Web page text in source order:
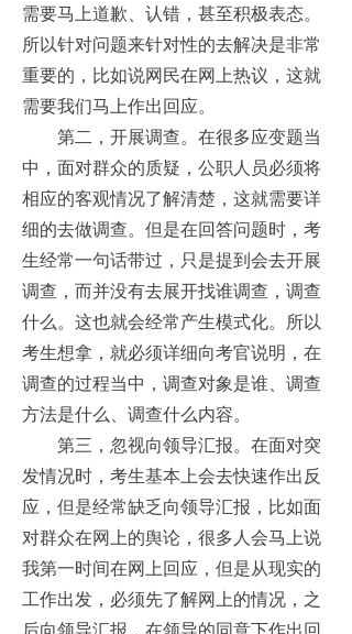
需要马上道歉、认错，甚至积极表态。
所以针对问题来针对性的去解决是非常
重要的，比如说网民在网上热议，这就
需要我们马上作出回应。
第二，开展调查。在很多应变题当
中，面对群众的质疑，公职人员必须将
相应的客观情况了解清楚，这就需要详
细的去做调查。但是在回答问题时，考
生经常一句话带过，只是提到会去开展
调查，而并没有去展开找谁调查，调查
什么。这也就会经常产生模式化。所以
考生想拿，就必须详细向考官说明，在
调查的过程当中，调查对象是谁、调查
方法是什么、调查什么内容。
第三，忽视向领导汇报。在面对突
发情况时，考生基本上会去快速作出反
应，但是经常缺乏向领导汇报，比如面
对群众在网上的舆论，很多人会马上说
我第一时间在网上回应，但是从现实的
工作出发，必须先了解网上的情况，之